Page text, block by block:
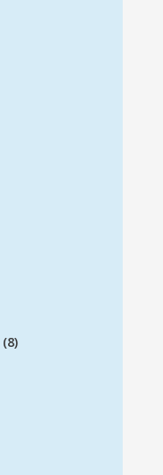
(8)